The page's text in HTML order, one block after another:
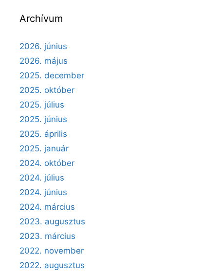
Archívum
2026. június
2026. május
2025. december
2025. október
2025. július
2025. június
2025. április
2025. január
2024. október
2024. július
2024. június
2024. március
2023. augusztus
2023. március
2022. november
2022. augusztus